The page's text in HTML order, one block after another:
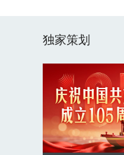
独家策划